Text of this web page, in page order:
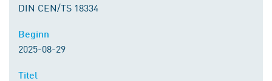
DIN CEN/TS 18334
Beginn
2025-08-29
Titel